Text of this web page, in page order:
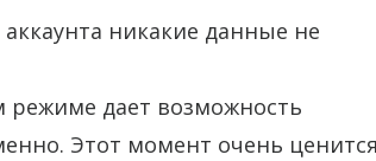
никакие данные не
режиме дает возможность
Этот момент очень ценится